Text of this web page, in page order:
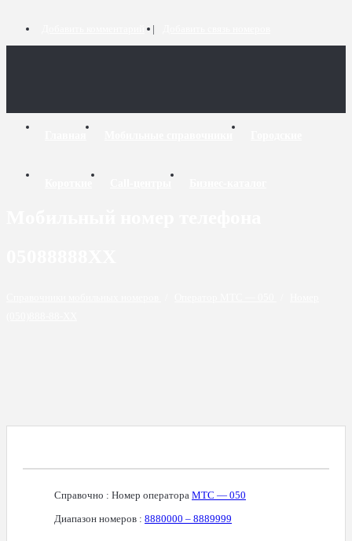
Справочно : Номер оператора МТС — 050
Диапазон номеров : 8880000 – 8889999